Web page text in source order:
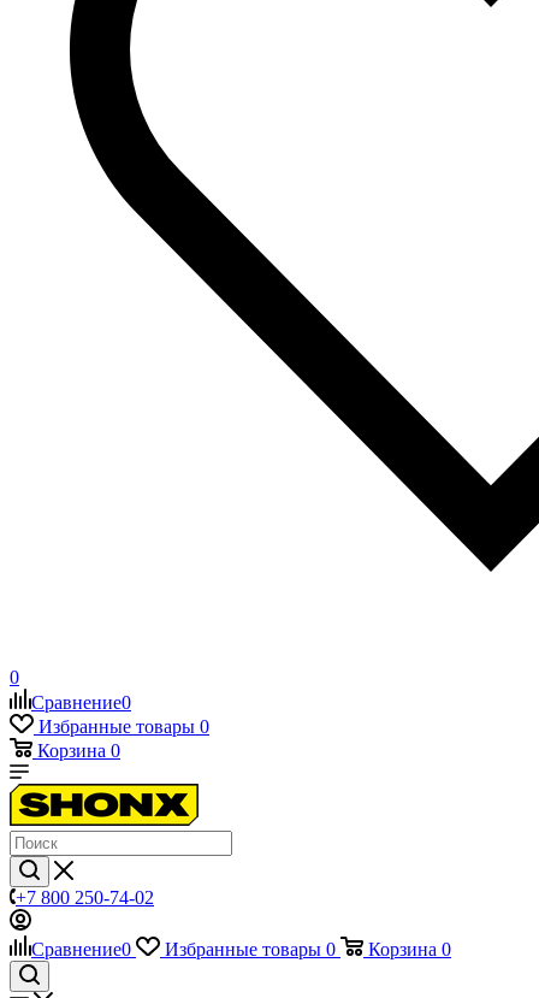
0
Сравнение0
Избранные товары 0
Корзина 0
+7 800 250-74-02
Сравнение0 Избранные товары 0 Корзина 0